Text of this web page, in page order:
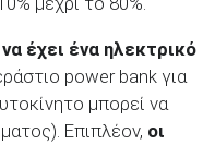
έχει ένα ηλεκτρικό
power bank για
μπορεί να
Επιπλέον, οι